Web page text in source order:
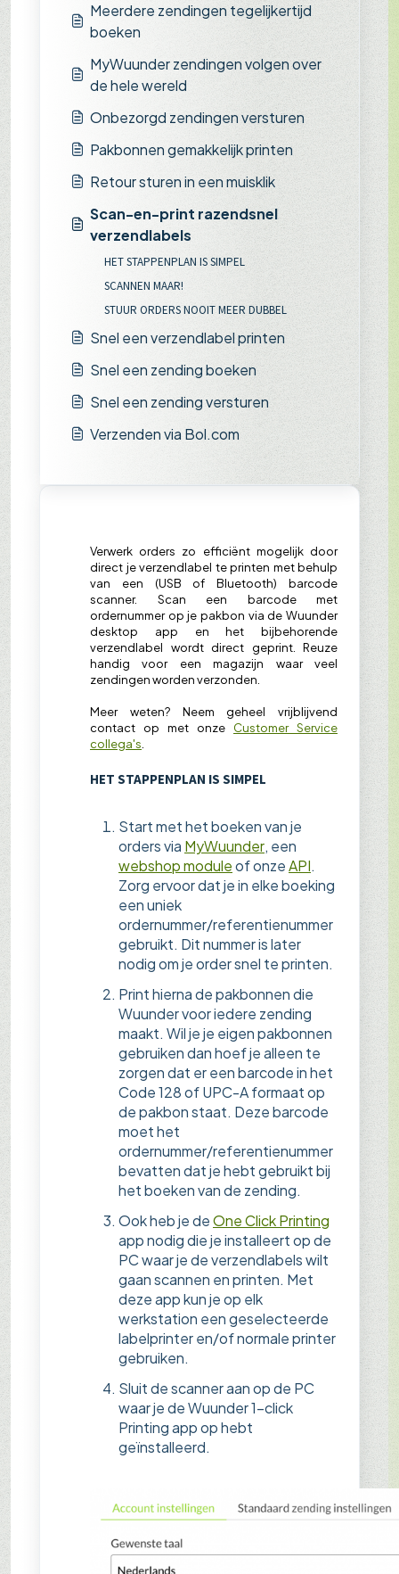
Meerdere zendingen tegelijkertijd
boeken
MyWuunder zendingen volgen over
de hele wereld
Onbezorgd zendingen versturen
Pakbonnen gemakkelijk printen
Retour sturen in een muisklik
Scan-en-print razendsnel
verzendlabels
HET STAPPENPLAN IS SIMPEL
SCANNEN MAAR!
STUUR ORDERS NOOIT MEER DUBBEL
Snel een verzendlabel printen
Snel een zending boeken
Snel een zending versturen
Verzenden via Bol.com
Verwerk orders zo efficiënt mogelijk door
direct je verzendlabel te printen met behulp
van een (USB of Bluetooth) barcode
scanner. Scan een barcode met
ordernummer op je pakbon via de Wuunder
desktop app en het bijbehorende
verzendlabel wordt direct geprint. Reuze
handig voor een magazijn waar veel
zendingen worden verzonden.
Meer weten? Neem geheel vrijblijvend
contact op met onze Customer Service
collega's
HET STAPPENPLAN IS SIMPEL
Start met het boeken van je
orders via MyWuunder, een
webshop moduleof onzeAPI.
Zorg ervoor dat je in elke boeking
een uniek
ordernummer/referentienummer
gebruikt. Dit nummer is later
nodig om je order snel te printen.
Print hierna de pakbonnen die
Wuunder voor iedere zending
maakt. Wil je je eigen pakbonnen
gebruiken dan hoef je alleen te
zorgen dat er een barcode in het
Code 128 of UPC-A formaat op
de pakbon staat. Deze barcode
moet het
ordernummer/referentienummer
bevatten dat je hebt gebruikt bij
het boeken van de zending.
Ook heb je deOne Click Printing
app nodig die je installeert op de
PC waar je de verzendlabels wilt
gaan scannen en printen. Met
deze app kun je op elk
werkstation een geselecteerde
labelprinter en/of normale printer
gebruiken.
Sluit de scanner aan op de PC
waar je de Wuunder 1-click
Printing app op hebt
geïnstalleerd.